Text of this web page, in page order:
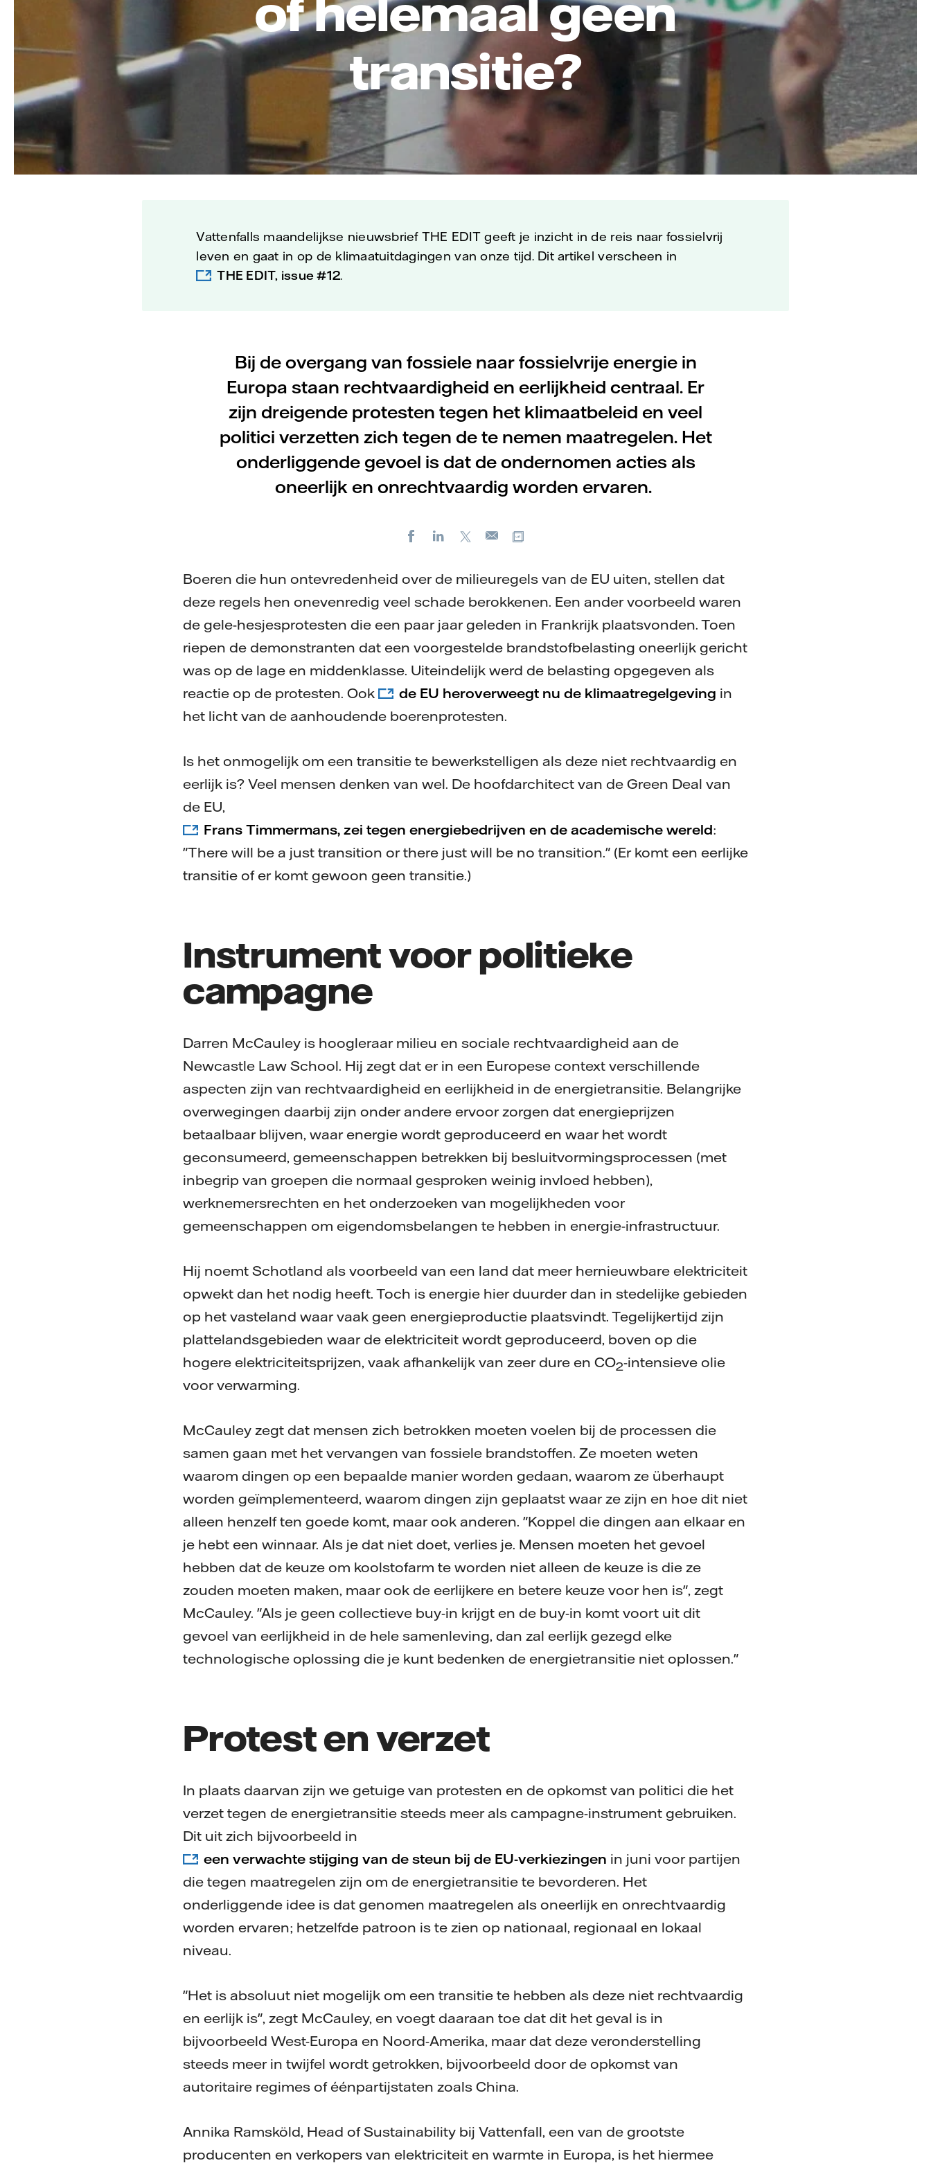
transitie?
Vattenfalls maandelijkse nieuwsbrief THE EDIT geeft je inzicht in de reis naar fossielvrij
leven en gaat in op de klimaatuitdagingen van onze tijd. Dit artikel verscheen in
THE EDIT, issue #12.
Bij de overgang van fossiele naar fossielvrije energie in
Europa staan rechtvaardigheid en eerlijkheid centraal. Er
zijn dreigende protesten tegen het klimaatbeleid en veel
politici verzetten zich tegen de te nemen maatregelen. Het
onderliggende gevoel is dat de ondernomen acties als
oneerlijk en onrechtvaardig worden ervaren.
FacebookLinkedIn
X
E-
Boeren die hun ontevredenheid over de milieuregels van de EU uiten, stellen dat
deze regels hen onevenredig veel schade berokkenen. Een ander voorbeeld waren
de gele-hesjesprotesten die een paar jaar geleden in Frankrijk plaatsvonden. Toen
riepen de demonstranten dat een voorgestelde brandstofbelasting oneerlijk gericht
was op de lage en middenklasse. Uiteindelijk werd de belasting opgegeven als
reactie op de protesten. Ook
de EU heroverweegt nu de klimaatregelgeving in
het licht van de aanhoudende boerenprotesten.
Is het onmogelijk om een transitie te bewerkstelligen als deze niet rechtvaardig en
eerlijk is? Veel mensen denken van wel. De hoofdarchitect van de Green Deal van
de EU,
Frans Timmermans, zei tegen energiebedrijven en de academische wereld:
"There will be a just transition or there just will be no transition." (Er komt een eerlijke
transitie of er komt gewoon geen transitie.)
Instrument voor politieke
campagne
Darren McCauley is hoogleraar milieu en sociale rechtvaardigheid aan de
Newcastle Law School. Hij zegt dat er in een Europese context verschillende
aspecten zijn van rechtvaardigheid en eerlijkheid in de energietransitie. Belangrijke
overwegingen daarbij zijn onder andere ervoor zorgen dat energieprijzen
betaalbaar blijven, waar energie wordt geproduceerd en waar het wordt
geconsumeerd, gemeenschappen betrekken bij besluitvormingsprocessen (met
inbegrip van groepen die normaal gesproken weinig invloed hebben),
werknemersrechten en het onderzoeken van mogelijkheden voor
gemeenschappen om eigendomsbelangen te hebben in energie-infrastructuur.
Hij noemt Schotland als voorbeeld van een land dat meer hernieuwbare elektriciteit
opwekt dan het nodig heeft. Toch is energie hier duurder dan in stedelijke gebieden
op het vasteland waar vaak geen energieproductie plaatsvindt. Tegelijkertijd zijn
plattelandsgebieden waar de elektriciteit wordt geproduceerd, boven op die
hogere elektriciteitsprijzen, vaak afhankelijk van zeer dure en CO2-intensieve olie
voor verwarming.
McCauley zegt dat mensen zich betrokken moeten voelen bij de processen die
samen gaan met het vervangen van fossiele brandstoffen. Ze moeten weten
waarom dingen op een bepaalde manier worden gedaan, waarom ze überhaupt
worden geïmplementeerd, waarom dingen zijn geplaatst waar ze zijn en hoe dit niet
alleen henzelf ten goede komt, maar ook anderen. "Koppel die dingen aan elkaar en
je hebt een winnaar. Als je dat niet doet, verlies je. Mensen moeten het gevoel
hebben dat de keuze om koolstofarm te worden niet alleen de keuze is die ze
zouden moeten maken, maar ook de eerlijkere en betere keuze voor hen is", zegt
McCauley. "Als je geen collectieve buy-in krijgt en de buy-in komt voort uit dit
gevoel van eerlijkheid in de hele samenleving, dan zal eerlijk gezegd elke
technologische oplossing die je kunt bedenken de energietransitie niet oplossen."
Protest en verzet
In plaats daarvan zijn we getuige van protesten en de opkomst van politici die het
verzet tegen de energietransitie steeds meer als campagne-instrument gebruiken.
Dit uit zich bijvoorbeeld in
een verwachte stijging van de steun bij de EU-verkiezingen in juni voor partijen
die tegen maatregelen zijn om de energietransitie te bevorderen. Het
onderliggende idee is dat genomen maatregelen als oneerlijk en onrechtvaardig
worden ervaren; hetzelfde patroon is te zien op nationaal, regionaal en lokaal
niveau.
"Het is absoluut niet mogelijk om een transitie te hebben als deze niet rechtvaardig
en eerlijk is", zegt McCauley, en voegt daaraan toe dat dit het geval is in
bijvoorbeeld West-Europa en Noord-Amerika, maar dat deze veronderstelling
steeds meer in twijfel wordt getrokken, bijvoorbeeld door de opkomst van
autoritaire regimes of éénpartijstaten zoals China.
Annika Ramsköld, Head of Sustainability bij Vattenfall, een van de grootste
producenten en verkopers van elektriciteit en warmte in Europa, is het hiermee